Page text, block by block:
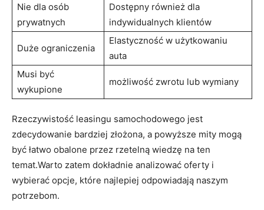
Nie dla osób
prywatnych
Dostępny również dla
indywidualnych klientów
Duże ograniczenia
Elastyczność w użytkowaniu
auta
Musi być⁢
wykupione
możliwość zwrotu lub wymiany
Rzeczywistość leasingu samochodowego jest
zdecydowanie bardziej złożona,​ a powyższe mity mogą‌
być łatwo obalone przez rzetelną wiedzę na ten
temat.Warto zatem dokładnie analizować oferty i
wybierać⁤ opcje, które najlepiej‍ odpowiadają naszym
potrzebom.